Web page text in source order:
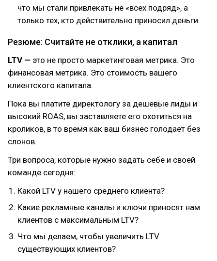
что мы стали привлекать не «всех подряд», а
только тех, кто действительно приносил деньги.
Резюме: Считайте не отклики, а капитал
LTV — это не просто маркетинговая метрика. Это
финансовая метрика. Это стоимость вашего
клиентского капитала.
Пока вы платите директологу за дешевые лиды и
высокий ROAS, вы заставляете его охотиться на
кроликов, в то время как ваш бизнес голодает без
слонов.
Три вопроса, которые нужно задать себе и своей
команде сегодня:
Какой LTV у нашего среднего клиента?
Какие рекламные каналы и ключи приносят нам
клиентов с максимальным LTV?
Что мы делаем, чтобы увеличить LTV
существующих клиентов?